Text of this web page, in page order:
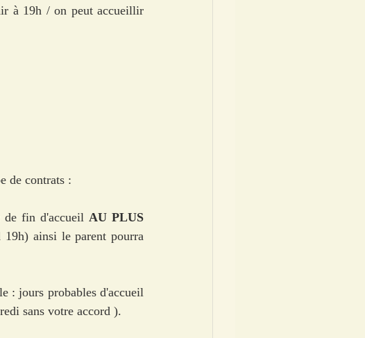
à 19h / on peut accueillir
de contrats :
de fin d'accueil AU PLUS
ainsi le parent pourra
: jours probables d'accueil
sans votre accord ).